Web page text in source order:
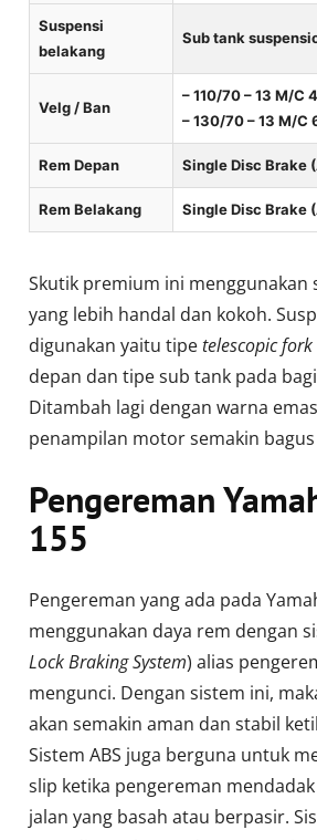
Suspensi
belakang
Sub tank
Velg / Ban
– 110/70 – 13 M/C
– 130/70 – 13 M/C
Rem Depan Single Disc Brake
Rem Belakang Single Disc Brake
Skutik premium ini menggunakan
yang lebih handal dan kokoh.
digunakan yaitu tipetelescopic fork
depan dan tipe sub tank pada
Ditambah lagi dengan warna
penampilan motor semakin
Pengereman
155
Pengereman yang ada pada
menggunakan daya rem dengan
Lock Braking System) alias
mengunci. Dengan sistem ini,
akan semakin aman dan stabil
Sistem ABS juga berguna untuk
slip ketika pengereman
jalan yang basah atau berpasir.